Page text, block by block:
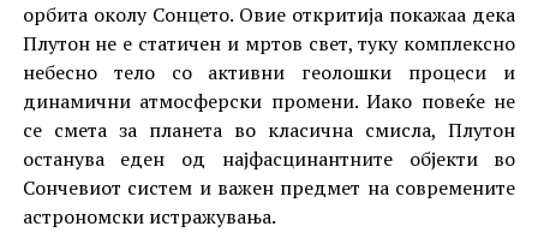
орбита околу Сонцето. Овие откритија покажаа дека
Плутон не е статичен и мртов свет, туку комплексно
небесно тело со активни геолошки процеси и
динамични атмосферски промени. Иако повеќе не
се смета за планета во класична смисла, Плутон
останува еден од најфасцинантните објекти во
Сончевиот систем и важен предмет на современите
астрономски истражувања.